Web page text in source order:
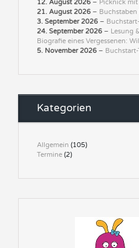
12. August 2026 – Picknick
21. August 2026 –
3. September 2026 –
24. September 2026 – Lesung
Biografie eines Vergessenen:
5. November 2026 –
Kategorien
Allgemein (105)
Termine (2)